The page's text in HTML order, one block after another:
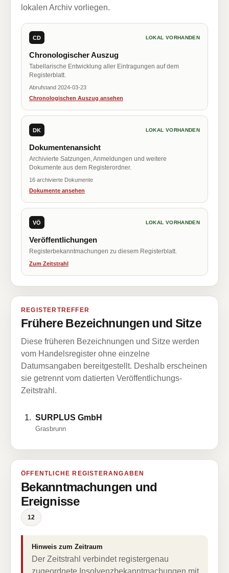
lokalen Archiv vorliegen.
CD LOKAL VORHANDEN
Chronologischer Auszug
Tabellarische Entwicklung aller Eintragungen auf dem
Registerblatt.
Abrufstand 2024-03-23
Chronologischen Auszug ansehen
DK LOKAL VORHANDEN
Dokumentenansicht
Archivierte Satzungen, Anmeldungen und weitere
Dokumente aus dem Registerordner.
16 archivierte Dokumente
Dokumente ansehen
VÖ LOKAL VORHANDEN
Veröffentlichungen
Registerbekanntmachungen zu diesem Registerblatt.
Zum Zeitstrahl
REGISTERTREFFER
Frühere Bezeichnungen und Sitze
Diese früheren Bezeichnungen und Sitze werden
vom Handelsregister ohne einzelne
Datumsangaben bereitgestellt. Deshalb erscheinen
sie getrennt vom datierten Veröffentlichungs-
Zeitstrahl.
SURPLUS GmbH
Grasbrunn
ÖFFENTLICHE REGISTERANGABEN
Bekanntmachungen und
Ereignisse
12
Hinweis zum Zeitraum
Der Zeitstrahl verbindet registergenau
zugeordnete Insolvenzbekanntmachungen mit